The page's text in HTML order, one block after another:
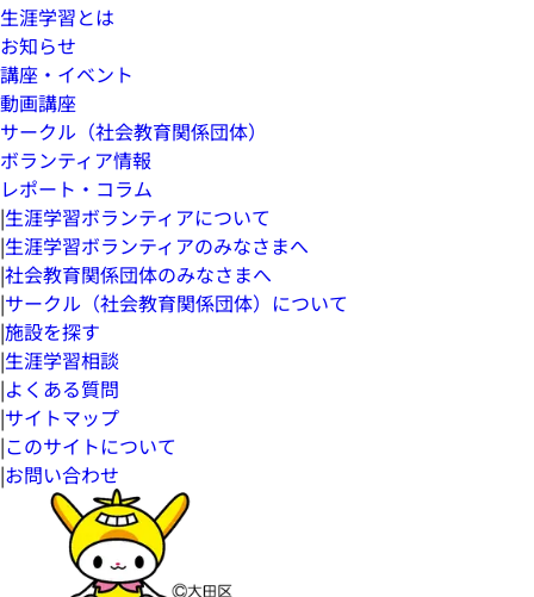
生涯学習とは
お知らせ
講座・イベント
動画講座
サークル（社会教育関係団体）
ボランティア情報
レポート・コラム
|生涯学習ボランティアについて
|生涯学習ボランティアのみなさまへ
|社会教育関係団体のみなさまへ
|サークル（社会教育関係団体）について
|施設を探す
|生涯学習相談
|よくある質問
|サイトマップ
|このサイトについて
|お問い合わせ